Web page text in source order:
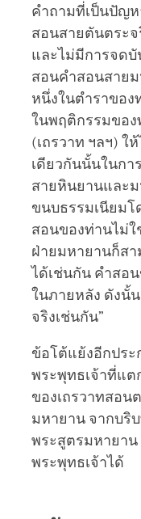
คำถามที่เป็นปัญ
สอนสายตันตระจ
และไม่มีการจดบั
สอนคำสอนสาย
หนึ่งในตำราของ
ในพฤติกรรมของ
(เถรวาท ฯลฯ) ใ
เดียวกันนั้นในกา
สายหินยานและ
ขนบธรรมเนียมโ
สอนของท่านไม่
ฝ่ายมหายานก็สา
ได้เช่นกัน คำสอ
ในภายหลัง ดังนั้
จริงเช่นกัน”
ข้อโต้แย้งอีกปร
พระพุทธเจ้าที่แต
ของเถรวาทสอ
มหายาน จากบริ
พระสูตรมหายาน
พระพุทธเจ้าได้